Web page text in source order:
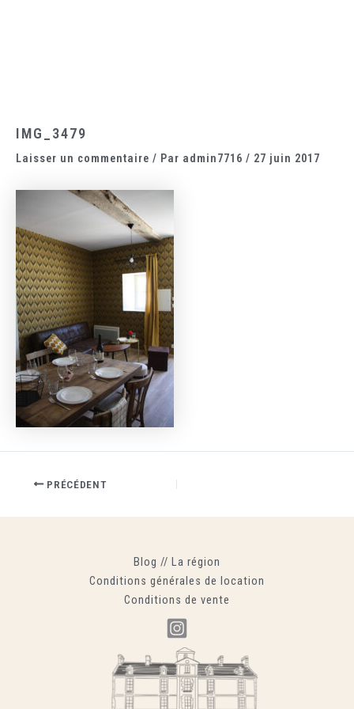
IMG_3479
Laisser un commentaire / Par admin7716 / 27 juin 2017
PRÉCÉDENT
Blog // La région
Conditions générales de location
Conditions de vente